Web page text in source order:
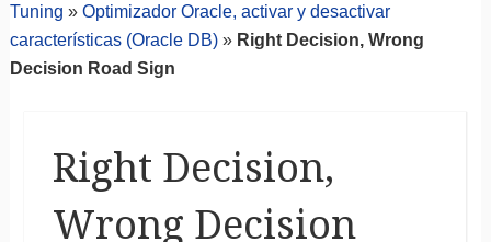
Tuning » Optimizador Oracle, activar y desactivar
características (Oracle DB)» Right Decision, Wrong
Decision Road Sign
Right Decision,
Wrong Decision